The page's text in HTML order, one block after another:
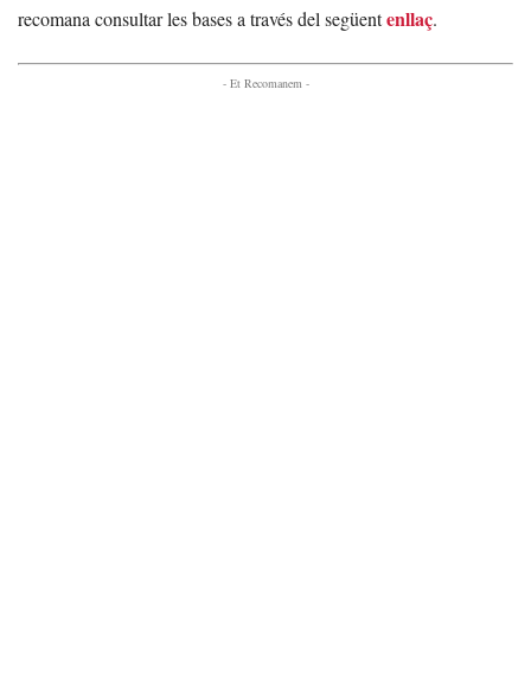
recomana consultar les bases a través del següentenllaç.
- Et Recomanem -